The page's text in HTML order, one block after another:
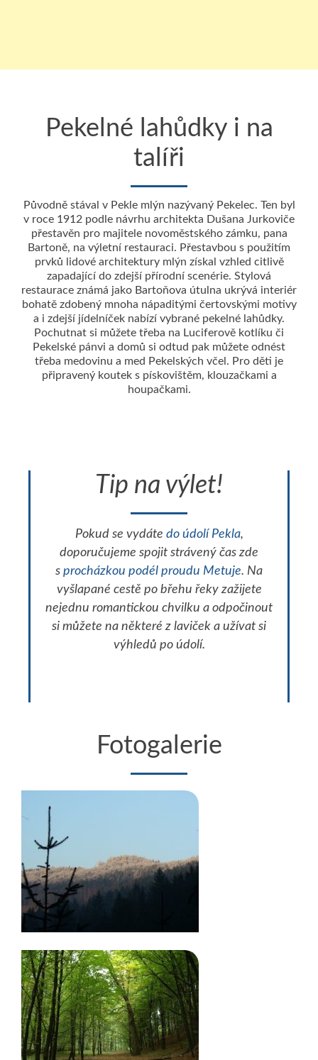
Pekelné lahůdky i na
talíři
Původně stával v Pekle mlýn nazývaný Pekelec. Ten byl
v roce 1912 podle návrhu architekta Dušana Jurkoviče
přestavěn pro majitele novoměstského zámku, pana
Bartoně, na výletní restauraci. Přestavbou s použitím
prvků lidové architektury mlýn získal vzhled citlivě
zapadající do zdejší přírodní scenérie. Stylová
restaurace známá jako Bartoňova útulna ukrývá interiér
bohatě zdobený mnoha nápaditými čertovskými motivy
a i zdejší jídelníček nabízí vybrané pekelné lahůdky.
Pochutnat si můžete třeba na Luciferově kotlíku či
Pekelské pánvi a domů si odtud pak můžete odnést
třeba medovinu a med Pekelských včel. Pro děti je
připravený koutek s pískovištěm, klouzačkami a
houpačkami.
Tip na výlet!
Pokud se vydáte do údolí Pekla,
doporučujeme spojit strávený čas zde
s procházkou podél proudu Metuje. Na
vyšlapané cestě po břehu řeky zažijete
nejednu romantickou chvilku a odpočinout
si můžete na některé z laviček a užívat si
výhledů po údolí.
Fotogalerie